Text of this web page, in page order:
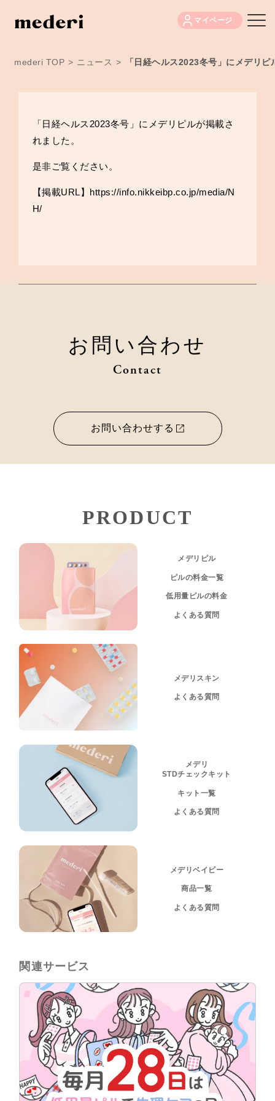
マイページ
mederi TOP > ニュース > 「日経ヘルス2023冬号」にメデリ
「日経ヘルス2023冬号」にメデリピルが掲載さ
れました。
是非ご覧ください。
【掲載URL】 https://info.nikkeibp.co.jp/media/N
H/
お問い合わせ
Contact
お問い合わせする
PRODUCT
メデリピル
ピルの料金一覧
低用量ピルの料金
よくある質問
メデリスキン
よくある質問
メデリ
STDチェックキット
キット一覧
よくある質問
メデリベイビー
商品一覧
よくある質問
関連サービス